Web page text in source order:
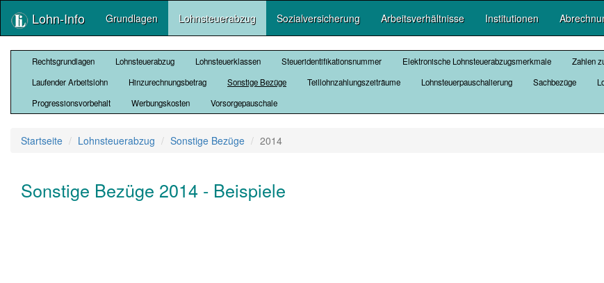
Lohn-Info Grundlagen Lohnsteuerabzug Sozialversicherung Arbeitsverhältnisse Institutionen
Rechtsgrundlagen Lohnsteuerabzug Lohnsteuerklassen Steueridentifikationsnummer Elektronische Lohnsteuerabzugsmerkmale Zahlen
Laufender Arbeitslohn
Hinzurechnungsbetrag Sonstige Bezüge Teillohnzahlungszeiträume Lohnsteuerpauschalierung Sachbezüge
Progressionsvorbehalt
Werbungskosten Vorsorgepauschale
Startseite Lohnsteuerabzug Sonstige Bezüge 2014
Sonstige Bezüge 2014 - Beispiele